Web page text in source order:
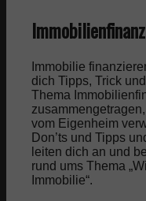
Immobilie
dich Tipps, Trick
Thema
vom Eigenheim
Don’ts und Tipps
leiten dich an und
rund ums Thema
Immobilie“.